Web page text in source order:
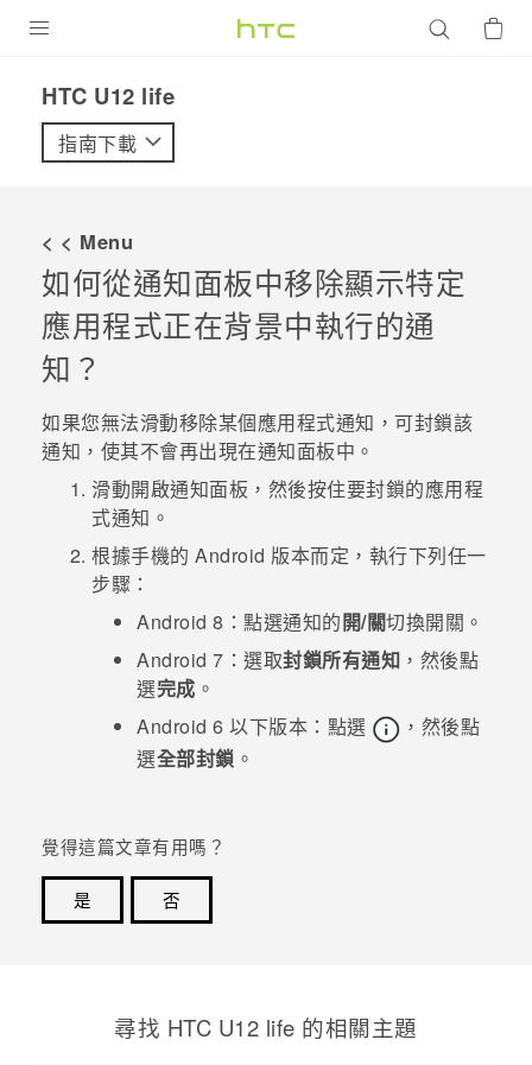
VIVE
配件
VIVERSE
優惠專區
焦點訊息
校園專案
企業採購
銷售門市
VIVELAND
HTC U12 life‎
指南下載
< < Menu
如何從通知面板中移除顯示特定
應用程式正在背景中執行的通
知？
如果您無法滑動移除某個應用程式通知，可封鎖該
通知，使其不會再出現在通知面板中。
滑動開啟通知面板，然後按住要封鎖的應用程
式通知。
根據手機的 Android 版本而定，執行下列任一
步驟：
Android 8： 點選通知的開/關切換開關。
Android 7： 選取封鎖所有通知 ，然後點
選完成 。
Android 6 以下版本： 點選
，然後點
選全部封鎖 。
覺得這篇文章有用嗎？
是
否
尋找 HTC U12 life 的相關主題